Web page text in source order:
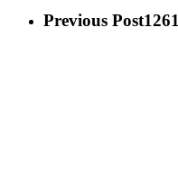
Previous Post1261